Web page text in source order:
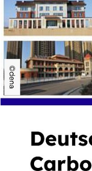
Projekte
chinesischen
lokalen Behörden
Buildings